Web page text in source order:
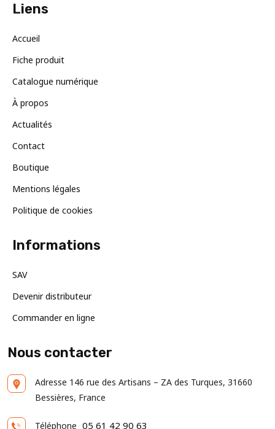
Liens
Accueil
Fiche produit
Catalogue numérique
À propos
Actualités
Contact
Boutique
Mentions légales
Politique de cookies
Informations
SAV
Devenir distributeur
Commander en ligne
Nous contacter
Adresse 146 rue des Artisans – ZA des Turques, 31660
Bessières, France
Téléphone 05 61 42 90 63